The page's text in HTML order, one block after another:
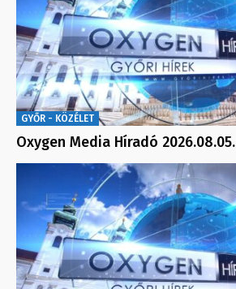
GYŐR - KÖZÉLET
Oxygen Media Híradó 2026.08.05.